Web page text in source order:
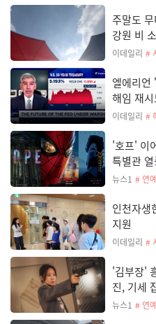
주말도
강원 비
이데일리 #
엘에리
해임 재
이데일리 #
'호프' 이
특별관
뉴스1 # 연예
인천자생
지원
이데일리 #
'김부장'
진, 기세
뉴스1 # 연예